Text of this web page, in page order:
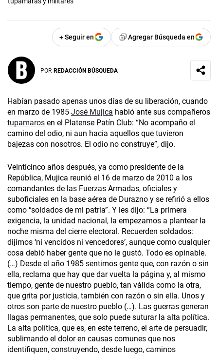
+ Seguir en Agregar Búsqueda en
POR REDACCIÓN BÚSQUEDA
Habían pasado apenas unos días de su liberación, cuando
en marzo de 1985 José Mujica habló ante sus compañeros
tupamaros en el Platense Patín Club: “No acompaño el
camino del odio, ni aun hacia aquellos que tuvieron
bajezas con nosotros. El odio no construye”, dijo.
Veinticinco años después, ya como presidente de la
República, Mujica reunió el 16 de marzo de 2010 a los
comandantes de las Fuerzas Armadas, oficiales y
suboficiales en la base aérea de Durazno y se refirió a ellos
como “soldados de mi patria”. Y les dijo: “La primera
exigencia, la unidad nacional, la empezamos a plantear la
noche misma del cierre electoral. Recuerden soldados:
dijimos ‘ni vencidos ni vencedores’, aunque como cualquier
cosa debió haber gente que no le gustó. Todo es opinable.
(…) Desde el año 1985 sentimos gente que, con razón o sin
ella, reclama que hay que dar vuelta la página y, al mismo
tiempo, gente de nuestro pueblo, tan válida como la otra,
que grita por justicia, también con razón o sin ella. Unos y
otros son parte de nuestro pueblo (…). Las guerras generan
llagas permanentes, que solo puede suturar la alta política.
La alta política, que es, en este terreno, el arte de persuadir,
sublimando el dolor en causas comunes que nos
identifiquen, construyendo, desde luego, caminos